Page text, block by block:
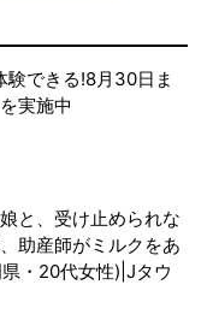
験できる!8月30日ま
実施中
と、受け止められな
助産師がミルクをあ
・20代女性)|Jタウ